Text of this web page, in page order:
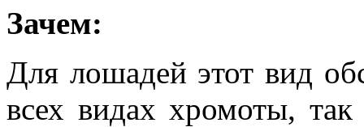
Зачем:
Для лошадей этот вид
всех видах хромоты,